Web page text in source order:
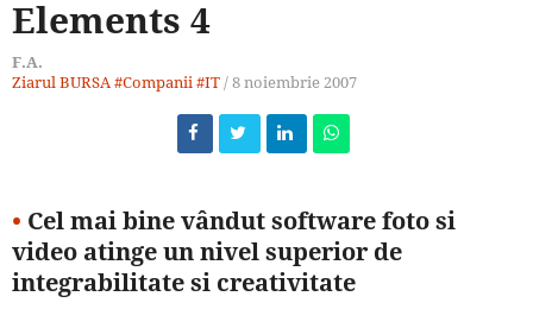
Elements 4
F.A.
Ziarul BURSA#Companii#IT/8 noiembrie 2007
• Cel mai bine vândut software foto si
video atinge un nivel superior de
integrabilitate si creativitate